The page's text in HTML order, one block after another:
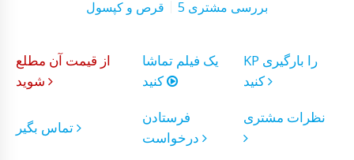
قرص و کپسول
5 بررسی مشتری
از قیمت آن مطلع
یک فیلم تماشا
KP را بارگیری
فرستادن
نظرات مشتری